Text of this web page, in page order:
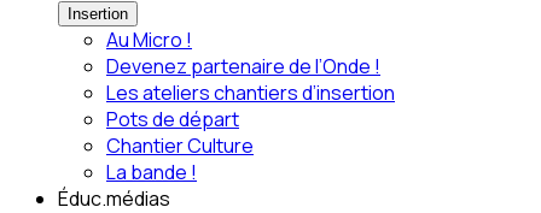
Insertion
Au Micro !
Devenez partenaire de l’Onde !
Les ateliers chantiers d’insertion
Pots de départ
Chantier Culture
La bande !
Éduc.médias